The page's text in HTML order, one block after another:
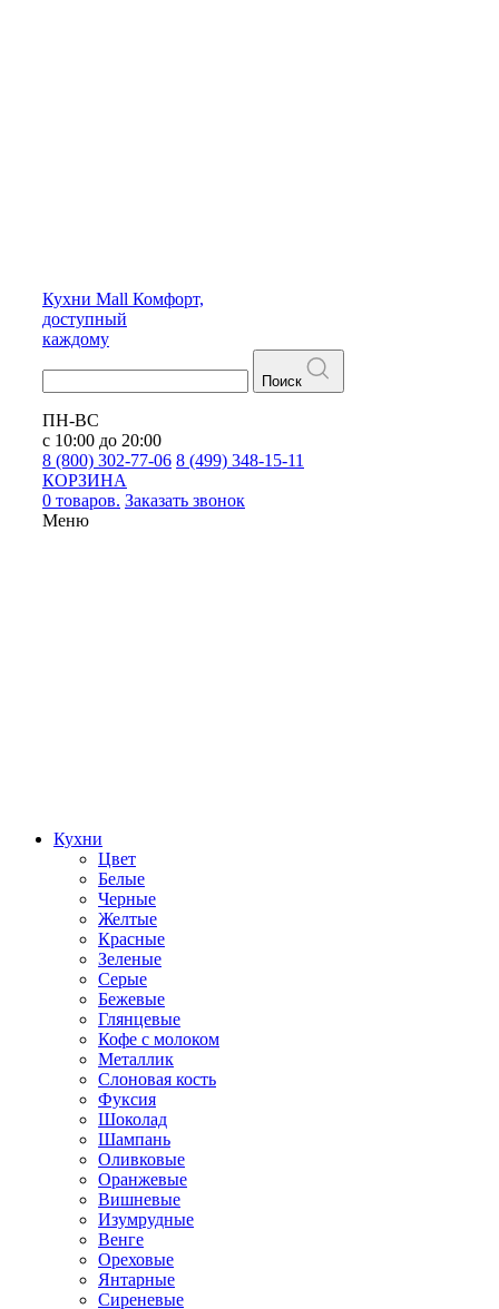
Кухни Mall Комфорт,
доступный
каждому
Поиск
ПН-ВС
с 10:00 до 20:00
8 (800) 302-77-06 8 (499) 348-15-11
КОРЗИНА
0 товаров. Заказать звонок
Меню
Кухни
Цвет
Белые
Черные
Желтые
Красные
Зеленые
Серые
Бежевые
Глянцевые
Кофе с молоком
Металлик
Слоновая кость
Фуксия
Шоколад
Шампань
Оливковые
Оранжевые
Вишневые
Изумрудные
Венге
Ореховые
Янтарные
Сиреневые